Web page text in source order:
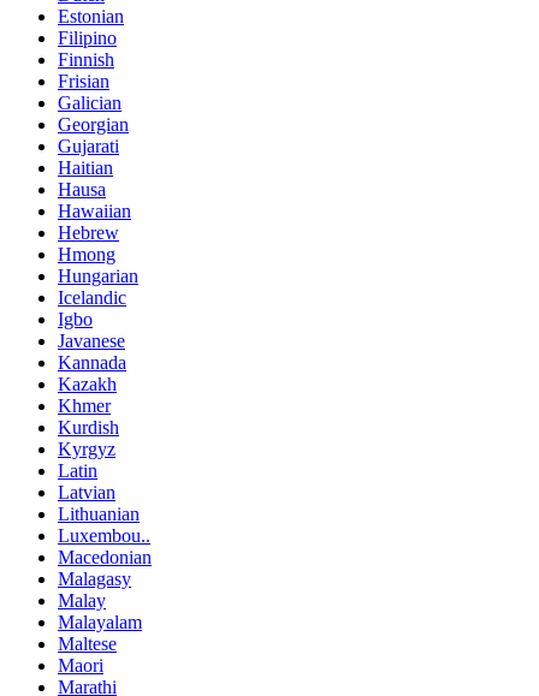
Estonian
Filipino
Finnish
Frisian
Galician
Georgian
Gujarati
Haitian
Hausa
Hawaiian
Hebrew
Hmong
Hungarian
Icelandic
Igbo
Javanese
Kannada
Kazakh
Khmer
Kurdish
Kyrgyz
Latin
Latvian
Lithuanian
Luxembou..
Macedonian
Malagasy
Malay
Malayalam
Maltese
Maori
Marathi